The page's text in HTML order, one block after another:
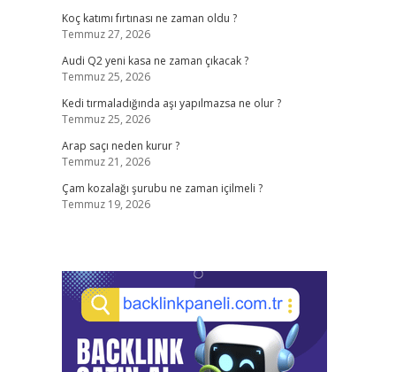
Koç katımı fırtınası ne zaman oldu ?
Temmuz 27, 2026
Audi Q2 yeni kasa ne zaman çıkacak ?
Temmuz 25, 2026
Kedi tırmaladığında aşı yapılmazsa ne olur ?
Temmuz 25, 2026
Arap saçı neden kurur ?
Temmuz 21, 2026
Çam kozalağı şurubu ne zaman içilmeli ?
Temmuz 19, 2026